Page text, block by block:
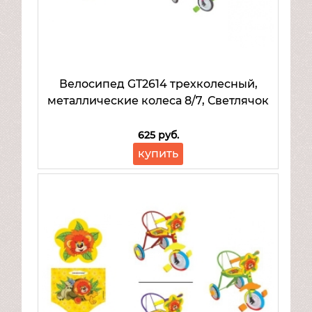
Велосипед GT2614 трехколесный,
металлические колеса 8/7, Светлячок
625 руб.
купить